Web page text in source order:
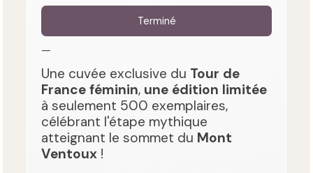
Terminé
—
Une cuvée exclusive du Tour de
France féminin, une édition limitée
à seulement 500 exemplaires,
célébrant l'étape mythique
atteignant le sommet du Mont
Ventoux !